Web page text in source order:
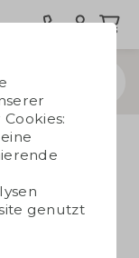
Lunchbox
genutzt